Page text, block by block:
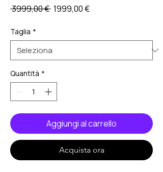
3999,00 € Prezzo
1999,00 €Prezzo
Taglia *
Quantità *
Aggiungi al carrello
Acquista ora